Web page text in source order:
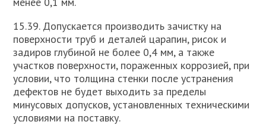
15.39. Допускается производить зачистку на
поверхности труб и деталей царапин, рисок и
задиров глубиной не более 0,4 мм, а также
участков поверхности, пораженных коррозией, при
условии, что толщина стенки после устранения
дефектов не будет выходить за пределы
минусовых допусков, установленных техническими
условиями на поставку.